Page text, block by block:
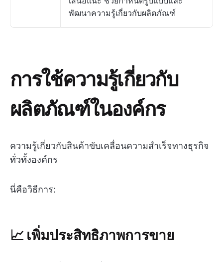
พัฒนาความรู้เกี่ยวกับผลิตภัณฑ์
การใช้ความรู้เกี่ยวกับ
ผลิตภัณฑ์ในองค์กร
ความรู้เกี่ยวกับสินค้าขับเคลื่อนความสำเร็จทางธุรกิจ
ทั่วทั้งองค์กร
นี่คือวิธีการ:
📈 เพิ่มประสิทธิภาพการขาย